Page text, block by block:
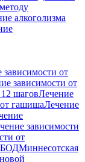
алкоголизма
зависимости от
зависимости от
шаговЛечение
гашишаЛечение
зависимости
от
Миннесотская